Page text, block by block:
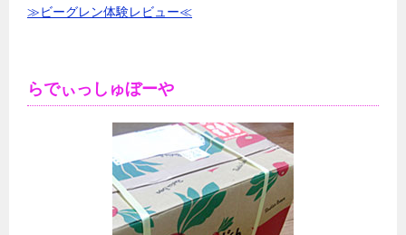
≫ビーグレン体験レビュー≪
らでぃっしゅぼーや